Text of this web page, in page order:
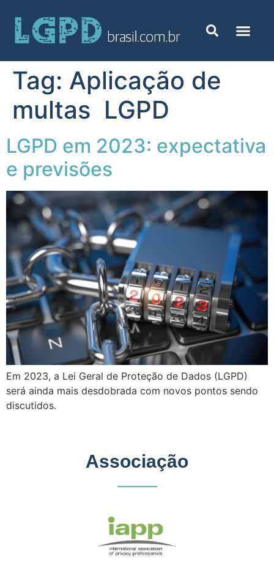
Tag: Aplicação de
multas LGPD
LGPD em 2023: expectativa
e previsões
Em 2023, a Lei Geral de Proteção de Dados (LGPD)
será ainda mais desdobrada com novos pontos sendo
discutidos.
Associação